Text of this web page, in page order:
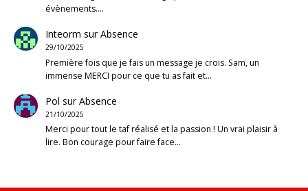
évènements.…
Inteorm surAbsence
29/10/2025
Première fois que je fais un message je crois. Sam, un
immense MERCI pour ce que tu as fait et…
Pol surAbsence
21/10/2025
Merci pour tout le taf réalisé et la passion ! Un vrai plaisir à
lire. Bon courage pour faire face…